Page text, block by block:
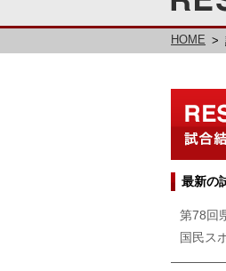
HOME
最新の
第78回
国民ス